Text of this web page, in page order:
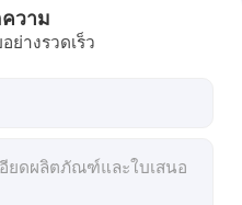
รับรอง TUV CE อายุ 30000 ชั่วโมง
ำ 12 / 24VDC 40W CE Certified
ะกัน 30000 ชั่วโมง CE / SAA ยอมรับ
240V 120W 240W สำหรับไฟตู้กระจก
รองรับการหน่วงไฟรีเลย์ควบคุม
วาม
ย่างรวดเร็ว